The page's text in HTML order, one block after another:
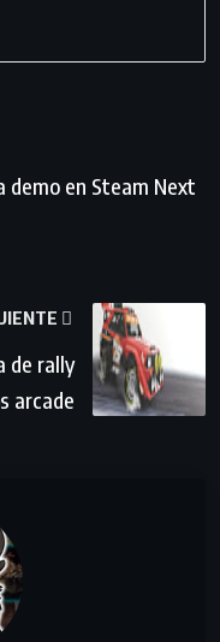
demo en Steam Next
de rally
arcade